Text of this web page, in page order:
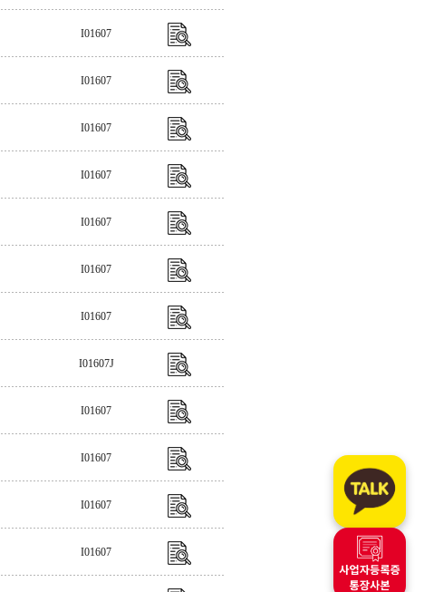
I01607
I01607
I01607
I01607
I01607
I01607
I01607
I01607J
I01607
I01607
I01607
I01607